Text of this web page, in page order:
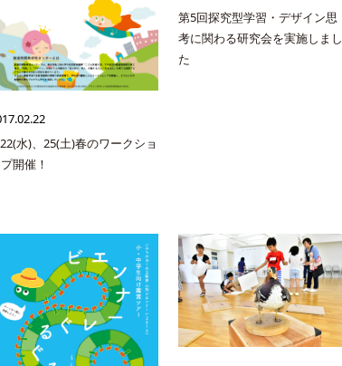
水)、25(土)春のワークショ
開催！
第5回探究型学習・デザイン思
考に関わる研究会を実施しまし
た